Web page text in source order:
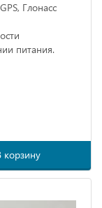
Глонасс
питания.
корзину